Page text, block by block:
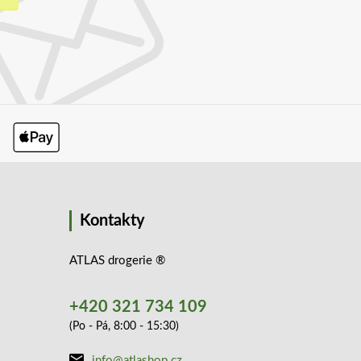
Kontakty
ATLAS drogerie ®
+420 321 734 109
(Po - Pá, 8:00 - 15:30)